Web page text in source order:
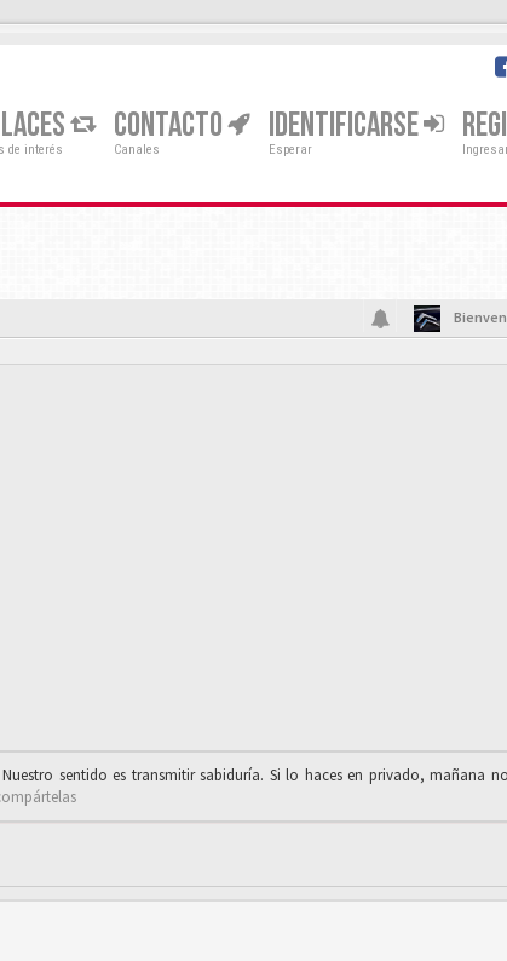
de interés
CONTACTO
Canales
IDENTIFICARSE
Esperar
sentido es transmitir sabiduría. Si lo haces en privado, mañana